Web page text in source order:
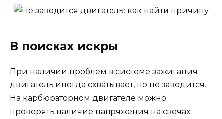
В поисках искры
При наличии проблем в системе зажигания
двигатель иногда схватывает, но не заводится.
На карбюраторном двигателе можно
проверять наличие напряжения на свечах